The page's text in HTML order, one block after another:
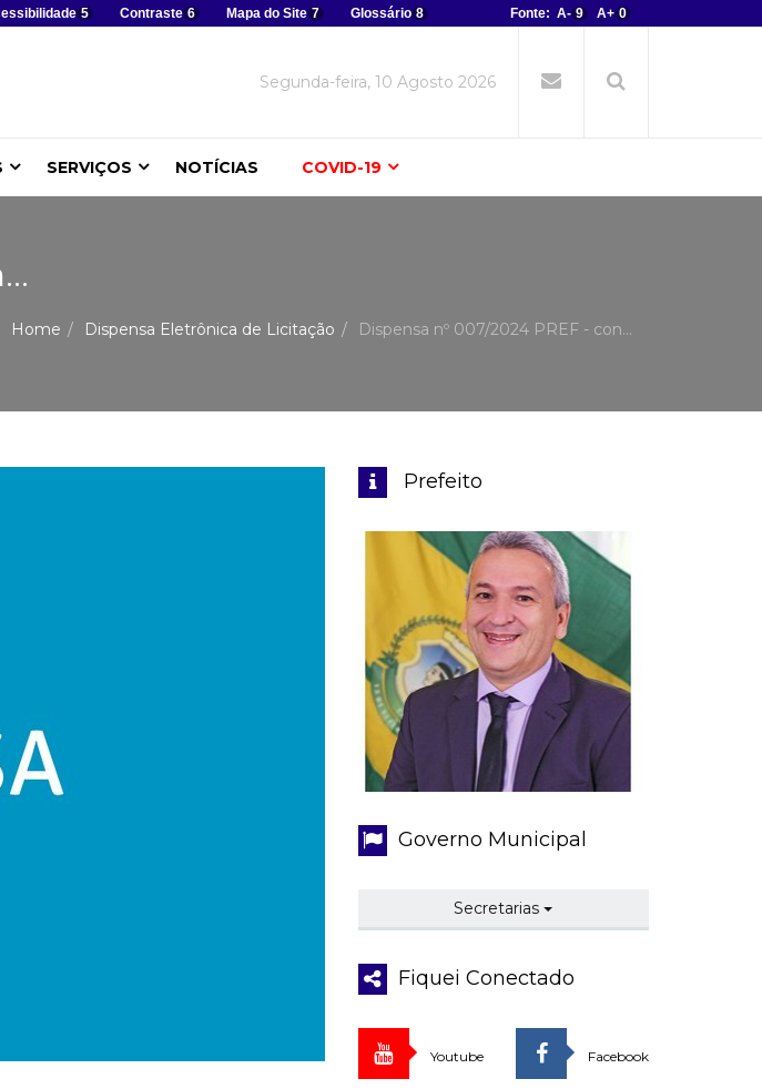
5 Contraste 6 Mapa do Site 7 Glossário 8 Fonte: A- 9 A+ 0
Segunda-feira, 10 Agosto 2026
SERVIÇOS NOTÍCIAS COVID-19
Home Dispensa Eletrônica de Licitação Dispensa nº 007/2024 PREF - con...
Prefeito
Governo Municipal
Secretarias
Fiquei Conectado
Youtube Facebook